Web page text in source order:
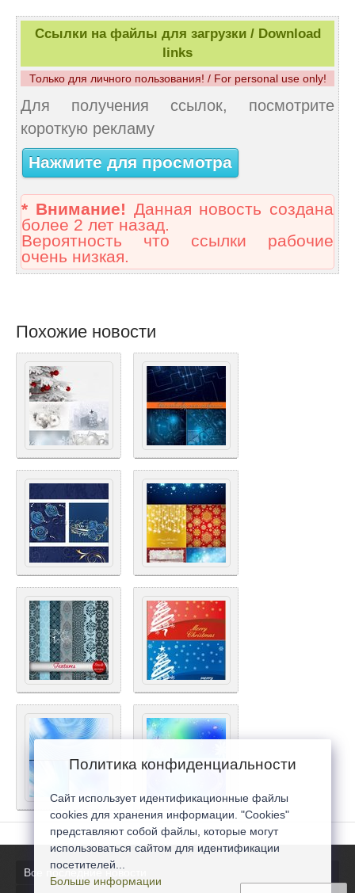
Ссылки на файлы для загрузки / Download
links
Только для личного пользования! / For personal use only!
Для получения ссылок, посмотрите
короткую рекламу
Нажмите для просмотра
* Внимание! Данная новость создана
более 2 лет назад.
Вероятность что ссылки рабочие
очень низкая.
Похожие новости
Все последние новости
Политика конфиденциальности
Сайт использует идентификационные файлы
cookies для хранения информации. "Cookies"
представляют собой файлы, которые могут
использоваться сайтом для идентификации
посетителей...
Больше информации